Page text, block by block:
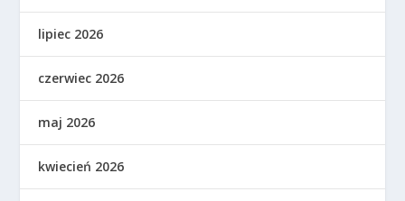
lipiec 2026
czerwiec 2026
maj 2026
kwiecień 2026